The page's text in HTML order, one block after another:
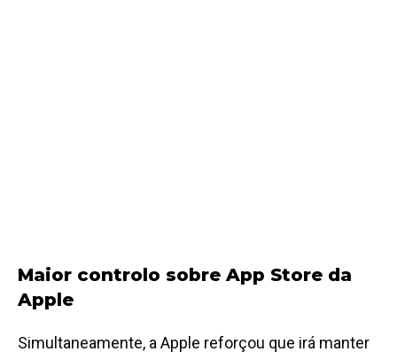
Maior controlo sobre App Store da
Apple
Simultaneamente, a Apple reforçou que irá manter